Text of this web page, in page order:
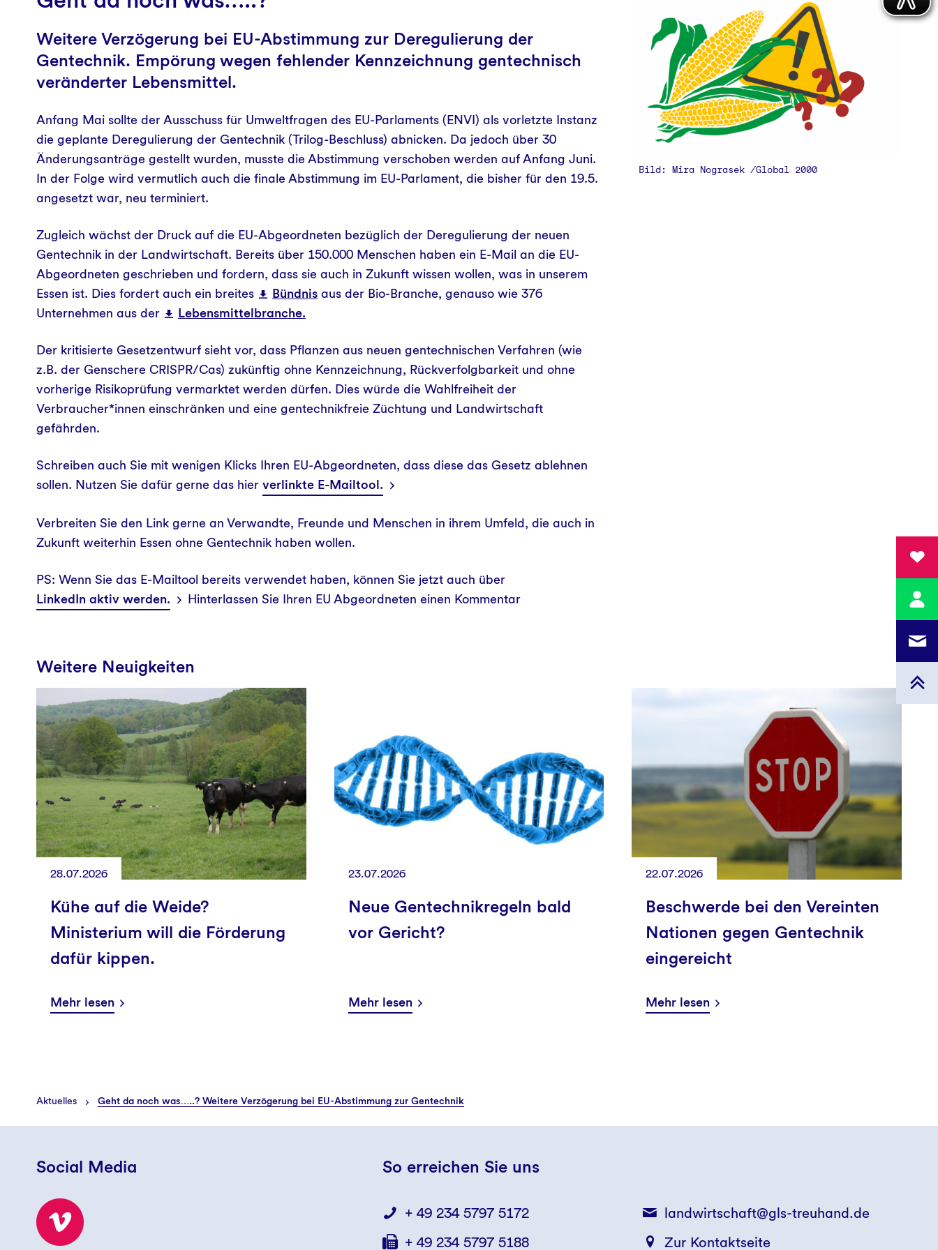
Unterstützer
Infobrief Saatgutfonds
Saatgut-Tagung Dokumentationen
Farbe der Forschung 2024
Grundlagen/Argumente
Weitere Verzögerung bei EU-Abstimmung zur Deregulierung der
Gentechnik. Empörung wegen fehlender Kennzeichnung gentechnisch
veränderter Lebensmittel.
Anfang Mai sollte der Ausschuss für Umweltfragen des EU-Parlaments (ENVI) als vorletzte Instanz
die geplante Deregulierung der Gentechnik (Trilog-Beschluss) abnicken. Da jedoch über 30
Änderungsanträge gestellt wurden, musste die Abstimmung verschoben werden auf Anfang Juni.
In der Folge wird vermutlich auch die finale Abstimmung im EU-Parlament, die bisher für den 19.5.
angesetzt war, neu terminiert.
Zugleich wächst der Druck auf die EU-Abgeordneten bezüglich der Deregulierung der neuen
Gentechnik in der Landwirtschaft. Bereits über 150.000 Menschen haben ein E-Mail an die EU-
Abgeordneten geschrieben und fordern, dass sie auch in Zukunft wissen wollen, was in unserem
Essen ist. Dies fordert auch ein breites
Bündnis aus der Bio-Branche, genauso wie 376
Unternehmen aus der
Lebensmittelbranche.
Der kritisierte Gesetzentwurf sieht vor, dass Pflanzen aus neuen gentechnischen Verfahren (wie
z.B. der Genschere CRISPR/Cas) zukünftig ohne Kennzeichnung, Rückverfolgbarkeit und ohne
vorherige Risikoprüfung vermarktet werden dürfen. Dies würde die Wahlfreiheit der
Verbraucher*innen einschränken und eine gentechnikfreie Züchtung und Landwirtschaft
gefährden.
Schreiben auch Sie mit wenigen Klicks Ihren EU-Abgeordneten, dass diese das Gesetz ablehnen
sollen. Nutzen Sie dafür gerne das hier verlinkte E-Mailtool.
Verbreiten Sie den Link gerne an Verwandte, Freunde und Menschen in ihrem Umfeld, die auch in
Zukunft weiterhin Essen ohne Gentechnik haben wollen.
PS: Wenn Sie das E-Mailtool bereits verwendet haben, können Sie jetzt auch über
LinkedIn aktiv werden.
Hinterlassen Sie Ihren EU Abgeordneten einen Kommentar
Bild: Mira Nograsek /Global 2000
Weitere Neuigkeiten
28.07.2026
Kühe auf die Weide?
Ministerium will die Förderung
dafür kippen.
Mehr lesen
23.07.2026
Neue Gentechnikregeln bald
vor Gericht?
Mehr lesen
22.07.2026
Beschwerde bei den Vereinten
Nationen gegen Gentechnik
eingereicht
Mehr lesen
Aktuelles Geht da noch was…..? Weitere Verzögerung bei EU-Abstimmung zur Gentechnik
Social Media So erreichen Sie uns
+ 49 234 5797 5172
+ 49 234 5797 5188
landwirtschaft@gls-treuhand.de
Zur Kontaktseite